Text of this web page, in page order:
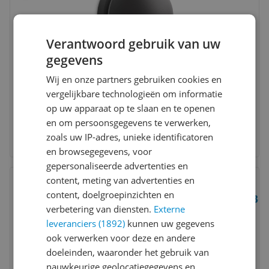
Vergelijken
Bekijk product
Verantwoord gebruik van uw
gegevens
Wij en onze partners gebruiken cookies en
vergelijkbare technologieën om informatie
op uw apparaat op te slaan en te openen
en om persoonsgegevens te verwerken,
zoals uw IP-adres, unieke identificatoren
en browsegegevens, voor
gepersonaliseerde advertenties en
content, meting van advertenties en
content, doelgroepinzichten en
verbetering van diensten. Externe
leveranciers (1892) kunnen uw gegevens
ook verwerken voor deze en andere
doeleinden, waaronder het gebruik van
nauwkeurige geolocatiegegevens en